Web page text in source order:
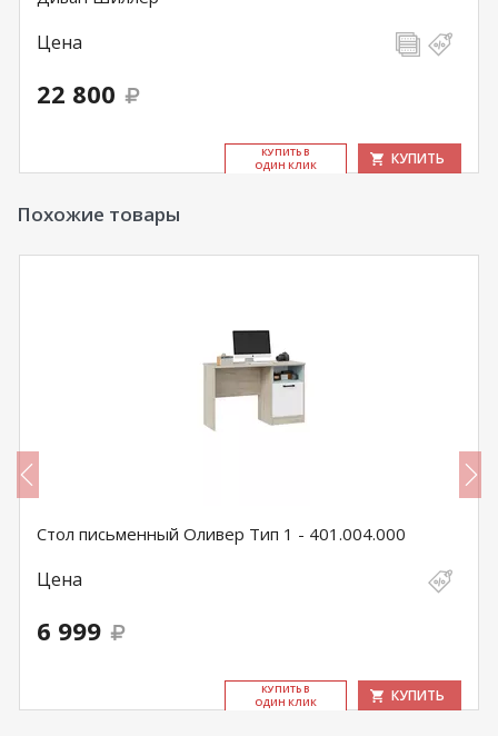
Цена
22 800
КУ­ПИТЬ В
ОДИН КЛИК
КУПИТЬ
Похожие товары
Стол письменный Оливер Тип 1 - 401.004.000
Цена
6 999
КУ­ПИТЬ В
ОДИН КЛИК
КУПИТЬ